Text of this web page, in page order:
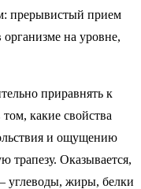
прерывистый прием
на уровне,
приравнять к
какие свойства
и ощущению
трапезу. Оказывается,
углеводы, жиры, белки